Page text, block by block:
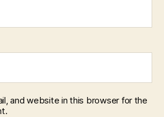
and website in this browser for the